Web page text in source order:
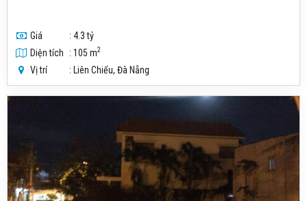
Giá
: 4.3 tỷ
Diện tích
: 105 m2
Vị trí : Liên Chiểu, Đà Nẵng